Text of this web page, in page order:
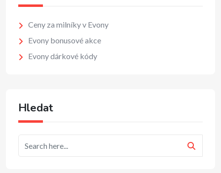
Ceny za milníky v Evony
Evony bonusové akce
Evony dárkové kódy
Hledat